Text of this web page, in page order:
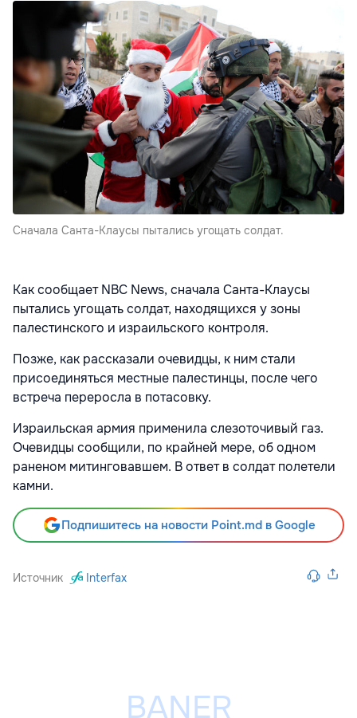
Cначала Санта-Клаусы пытались угощать солдат.
Как сообщает NBC News, сначала Санта-Клаусы
пытались угощать солдат, находящихся у зоны
палестинского и израильского контроля.
Позже, как рассказали очевидцы, к ним стали
присоединяться местные палестинцы, после чего
встреча переросла в потасовку.
Израильская армия применила слезоточивый газ.
Очевидцы сообщили, по крайней мере, об одном
раненом митинговавшем. В ответ в солдат полетели
камни.
Подпишитесь на новости Point.md в Google
Источник Interfax